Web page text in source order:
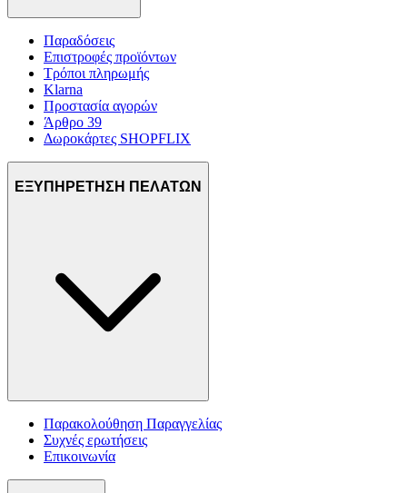
Παραδόσεις
Επιστροφές προϊόντων
Τρόποι πληρωμής
Klarna
Προστασία αγορών
Άρθρο 39
Δωροκάρτες SHOPFLIX
ΕΞΥΠΗΡΕΤΗΣΗ ΠΕΛΑΤΩΝ
Παρακολούθηση Παραγγελίας
Συχνές ερωτήσεις
Επικοινωνία